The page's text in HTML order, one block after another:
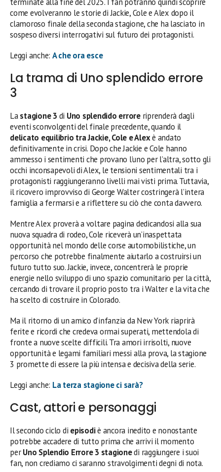
come evolveranno le storie di Jackie, Cole e Alex dopo il
clamoroso finale della seconda stagione, che ha lasciato in
sospeso diversi interrogativi sul futuro dei protagonisti.
Leggi anche: A che ora esce
La trama di Uno splendido errore
3
Lastagione 3 di Uno splendido erroreriprenderà dagli
eventi sconvolgenti del finale precedente, quando il
delicato equilibrio tra Jackie, Cole e Alexè andato
definitivamente in crisi. Dopo che Jackie e Cole hanno
ammesso i sentimenti che provano l’uno per l’altra, sotto gli
occhi inconsapevoli di Alex, le tensioni sentimentali tra i
protagonisti raggiungeranno livelli mai visti prima. Tuttavia,
il ricovero improvviso di George Walter costringerà l’intera
famiglia a fermarsi e a riflettere su ciò che conta davvero.
Mentre Alex proverà a voltare pagina dedicandosi alla sua
nuova squadra di rodeo, Cole riceverà un’inaspettata
opportunità nel mondo delle corse automobilistiche, un
percorso che potrebbe finalmente aiutarlo a costruirsi un
futuro tutto suo. Jackie, invece, concentrerà le proprie
energie nello sviluppo di uno spazio comunitario per la città,
cercando di trovare il proprio posto tra i Walter e la vita che
ha scelto di costruire in Colorado.
Ma il ritorno di un amico d’infanzia da New York riaprirà
ferite e ricordi che credeva ormai superati, mettendola di
fronte a nuove scelte difficili. Tra amori irrisolti, nuove
opportunità e legami familiari messi alla prova, la stagione
3 promette di essere la più intensa e decisiva della serie.
Leggi anche: La terza stagione ci sarà?
Cast, attori e personaggi
Il secondo ciclo di episodiè ancora inedito e nonostante
potrebbe accadere di tutto prima che arrivi il momento
perUno Splendio Errore 3 stagionedi raggiungere i suoi
fan, non crediamo ci saranno stravolgimenti degni di nota.